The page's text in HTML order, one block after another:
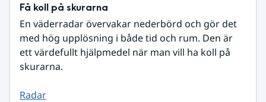
Få koll på skurarna
En väderradar övervakar nederbörd och gör det
med hög upplösning i både tid och rum. Den är
ett värdefullt hjälpmedel när man vill ha koll på
skurarna.
Radar